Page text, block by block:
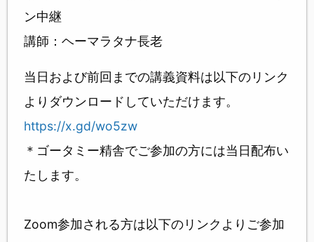
ン中継
講師：ヘーマラタナ長老
当日および前回までの講義資料は以下のリンク
よりダウンロードしていただけます。
https://x.gd/wo5zw
＊ゴータミー精舎でご参加の方には当日配布い
たします。
Zoom参加される方は以下のリンクよりご参加